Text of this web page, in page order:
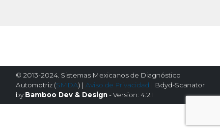
© 2013-2024. Sistemas Mexicanos de Diagnóstico
Automotriz (SMDA) | Aviso de Privacidad | Bdyd-Scanator
by Bamboo Dev & Design- Version: 4.2.1